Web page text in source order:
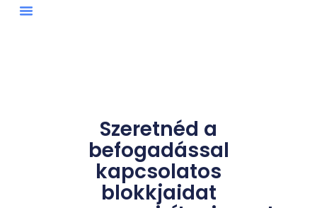
Szeretnéd a
befogadással
kapcsolatos
blokkjaidat